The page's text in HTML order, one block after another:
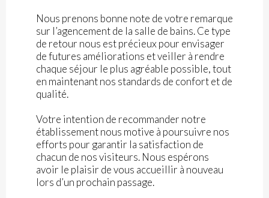
Nous prenons bonne note de votre remarque
sur l’agencement de la salle de bains. Ce type
de retour nous est précieux pour envisager
de futures améliorations et veiller à rendre
chaque séjour le plus agréable possible, tout
en maintenant nos standards de confort et de
qualité.
Votre intention de recommander notre
établissement nous motive à poursuivre nos
efforts pour garantir la satisfaction de
chacun de nos visiteurs. Nous espérons
avoir le plaisir de vous accueillir à nouveau
lors d’un prochain passage.